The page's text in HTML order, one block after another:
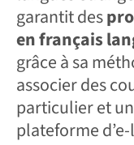
garantit des
en français
grâce à sa
associer des
particulier et
plateforme